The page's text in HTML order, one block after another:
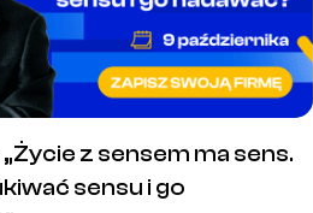
„Życie z sensem ma sens.
sensu i go